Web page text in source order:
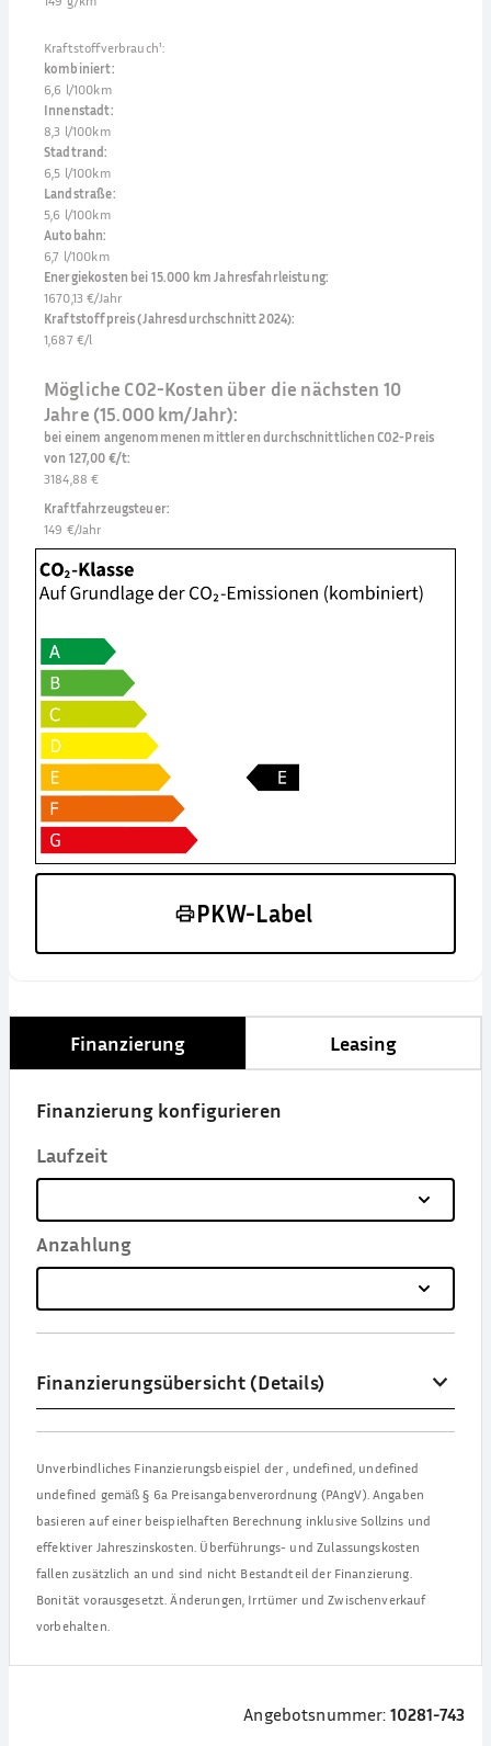
Kraftstoffverbrauch¹:
kombiniert:
6,6 l/100km
Innenstadt:
8,3 l/100km
Stadtrand:
6,5 l/100km
Landstraße:
5,6 l/100km
Autobahn:
6,7 l/100km
Energiekosten bei 15.000 km Jahresfahrleistung:
1670,13 €/Jahr
Kraftstoffpreis (Jahresdurchschnitt 2024):
1,687 €/l
Mögliche CO2-Kosten über die nächsten 10
Jahre (15.000 km/Jahr):
bei einem angenommenen mittleren durchschnittlichen CO2-Preis
von 127,00 €/t:
3184,88 €
Kraftfahrzeugsteuer:
149 €/Jahr
PKW-Label
Finanzierung Leasing
Finanzierung konfigurieren
Laufzeit
Anzahlung
Finanzierungsübersicht (Details)
Unverbindliches Finanzierungsbeispiel der, undefined, undefined
undefined gemäß § 6a Preisangabenverordnung (PAngV). Angaben
basieren auf einer beispielhaften Berechnung inklusive Sollzins und
effektiver Jahreszinskosten. Überführungs- und Zulassungskosten
fallen zusätzlich an und sind nicht Bestandteil der Finanzierung.
Bonität vorausgesetzt. Änderungen, Irrtümer und Zwischenverkauf
vorbehalten.
Angebotsnummer: 10281-743